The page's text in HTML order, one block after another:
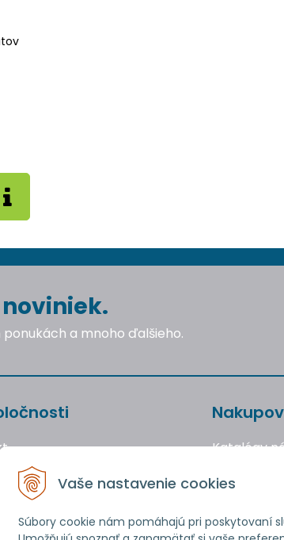
Vaše nastavenie cookies
Súbory cookie nám pomáhajú pri poskytovaní
a mnoho ďalšieho.
Katalógy
Ochrana